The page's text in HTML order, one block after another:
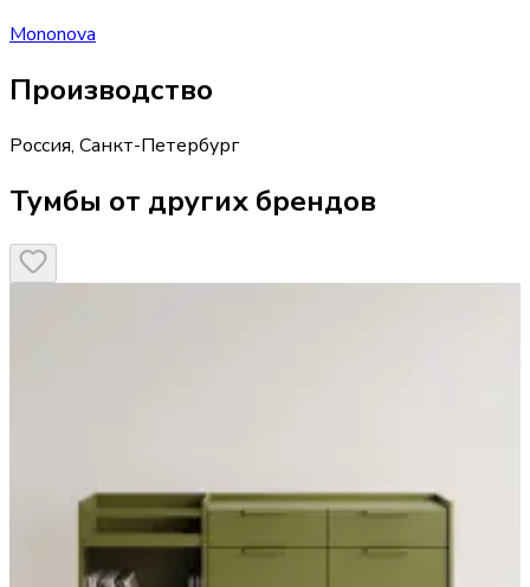
Mononova
Производство
Россия, Санкт-Петербург
Тумбы от других брендов